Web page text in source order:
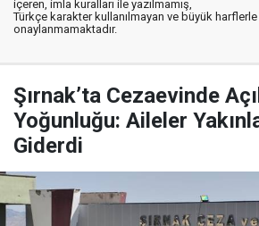
içeren, imla kuralları ile yazılmamış,
Türkçe karakter kullanılmayan ve büyük harflerle
onaylanmamaktadır.
Şırnak’ta Cezaevinde
Yoğunluğu: Aileler
Giderdi